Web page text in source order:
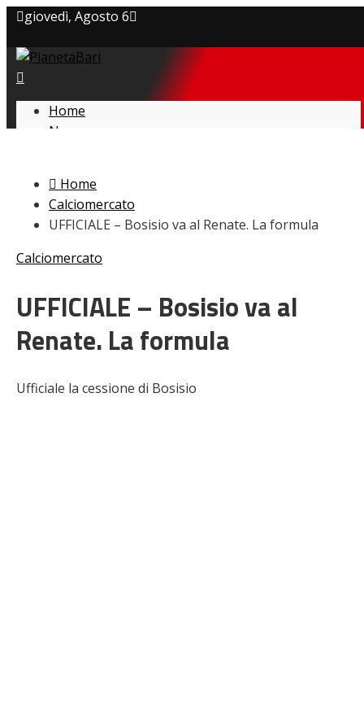
giovedì, Agosto 6
Privacy policy
Cookie Policy
Home
News
L’avversario
Giovanili
Le pagelle
Interviste
Calciomercato
Serie B
Video
Home
Calciomercato
UFFICIALE – Bosisio va al Renate. La formula
Calciomercato
UFFICIALE – Bosisio va al
Renate. La formula
Ufficiale la cessione di Bosisio